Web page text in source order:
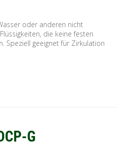
oder anderen nicht
die keine festen
Speziell geeignet für Zirkulation
G